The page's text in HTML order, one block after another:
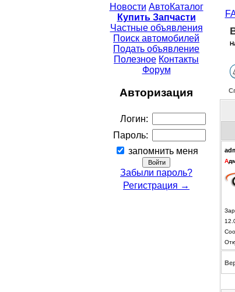
Новости АвтоКаталог
Купить Запчасти
Частные объявления
Поиск автомобилей
Подать объявление
Полезное Контакты
Форум
Авторизация
Логин:
Пароль:
запомнить меня
Забыли пароль?
Регистрация →
А